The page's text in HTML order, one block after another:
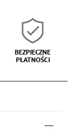
BEZPIECZNE
PŁATNOŚCI